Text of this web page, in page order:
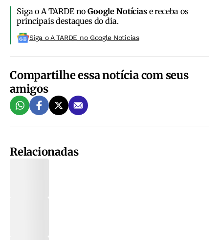
Siga o A TARDE noGoogle Notíciase receba os
principais destaques do dia.
Siga o A TARDE no Google Noticias
Compartilhe essa notícia com seus
amigos
Relacionadas